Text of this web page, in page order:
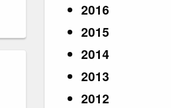
2016
2015
2014
2013
2012